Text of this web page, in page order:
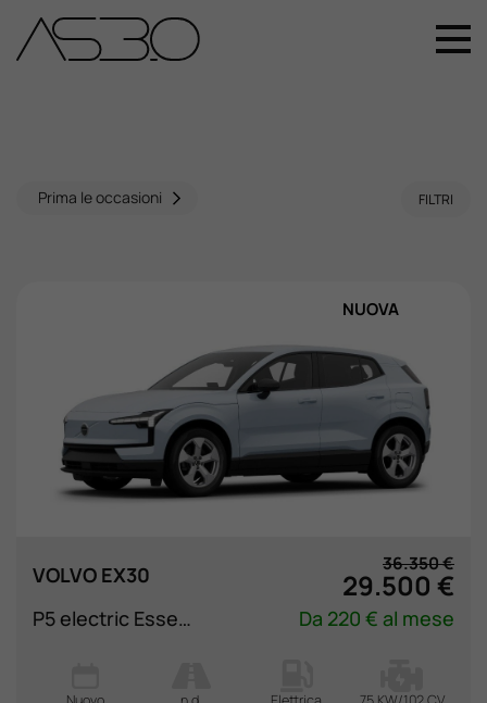
+39 049 899 4411
Novità Sui Nostri Veicoli
Prima le occasioni FILTRI
NUOVA
VOLVO EX30 36.350 €
29.500 €
P5 electric Essential rwd Da 220 € al mese